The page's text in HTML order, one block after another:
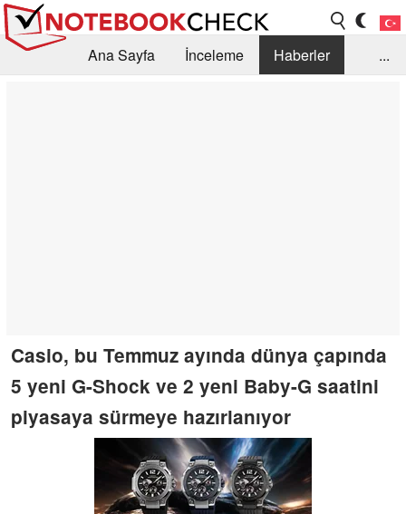
Ana Sayfa İnceleme
Haberler
...
Casio, bu Temmuz ayında dünya çapında
5 yeni G-Shock ve 2 yeni Baby-G saatini
piyasaya sürmeye hazırlanıyor